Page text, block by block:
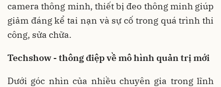
camera thông minh, thiết bị đeo thông minh giúp
giảm đáng kể tai nạn và sự cố trong quá trình thi
công, sửa chữa.
Techshow - thông điệp về mô hình quản trị mới
Dưới góc nhìn của nhiều chuyên gia trong lĩnh